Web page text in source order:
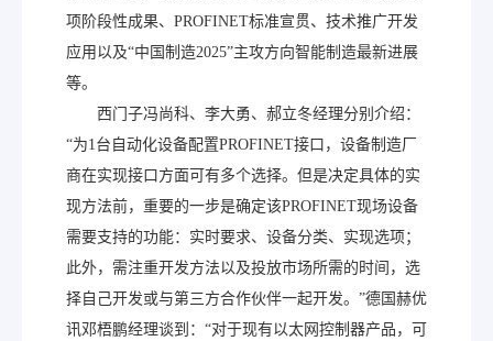
项阶段性成果、PROFINET标准宣贯、技术推广开发
应用以及“中国制造2025”主攻方向智能制造最新进展
等。
西门子冯尚科、李大勇、郝立冬经理分别介绍：
“为1台自动化设备配置PROFINET接口，设备制造厂
商在实现接口方面可有多个选择。但是决定具体的实
现方法前，重要的一步是确定该PROFINET现场设备
需要支持的功能：实时要求、设备分类、实现选项；
此外，需注重开发方法以及投放市场所需的时间，选
择自己开发或与第三方合作伙伴一起开发。”德国赫优
讯邓梧鹏经理谈到：“对于现有以太网控制器产品，可